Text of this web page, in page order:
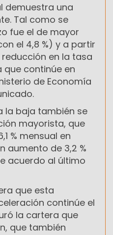
demuestra una
Tal como se
fue el de mayor
el 4,8 %) y a partir
en la tasa
que continúe en
de Economía
la baja también se
mayorista, que
% mensual en
aumento de 3,2 %
acuerdo al último
que esta
continúe el
la cartera que
que también